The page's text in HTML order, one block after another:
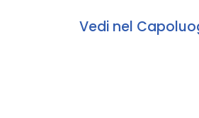
Vedi nel